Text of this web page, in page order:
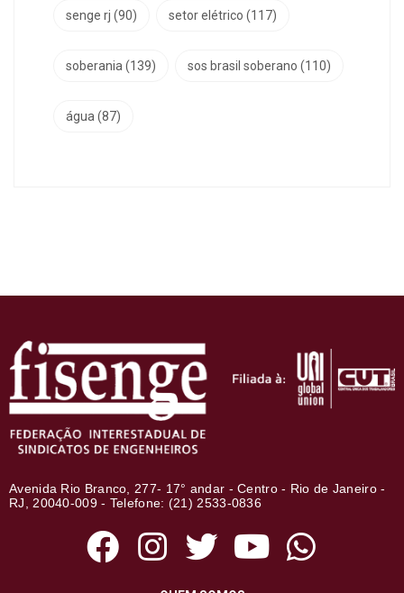
senge rj (90) setor elétrico (117)
soberania (139) sos brasil soberano (110)
água (87)
Avenida Rio Branco, 277- 17° andar - Centro - Rio de Janeiro -
RJ, 20040-009 - Telefone: (21) 2533-0836